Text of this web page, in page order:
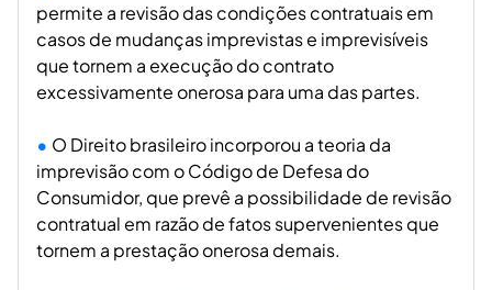
permite a revisão das condições contratuais em
casos de mudanças imprevistas e imprevisíveis
que tornem a execução do contrato
excessivamente onerosa para uma das partes.
O Direito brasileiro incorporou a teoria da
imprevisão com o Código de Defesa do
Consumidor, que prevê a possibilidade de revisão
contratual em razão de fatos supervenientes que
tornem a prestação onerosa demais.